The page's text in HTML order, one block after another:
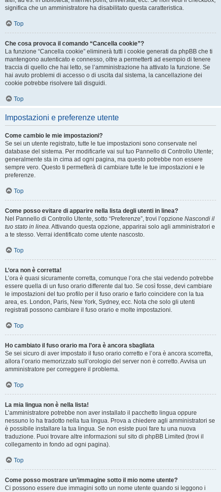
significa che un amministratore ha disabilitato questa caratteristica.
Top
Che cosa provoca il comando “Cancella cookie”?
La funzione “Cancella cookie” eliminerà tutti i cookie generati da phpBB che ti
mantengono autenticato e connesso, oltre a permetterti ad esempio di tenere
traccia di quello che hai letto, se l’amministrazione ha attivato la funzione. Se
hai avuto problemi di accesso o di uscita dal sistema, la cancellazione dei
cookie potrebbe risolvere tali disguidi.
Top
Impostazioni e preferenze utente
Come cambio le mie impostazioni?
Se sei un utente registrato, tutte le tue impostazioni sono conservate nel
database del sistema. Per modificarle vai sul tuo Pannello di Controllo Utente;
generalmente sta in cima ad ogni pagina, ma questo potrebbe non essere
sempre vero. Questo ti permetterà di cambiare tutte le tue impostazioni e le
preferenze.
Top
Come posso evitare di apparire nella lista degli utenti in linea?
Nel Pannello di Controllo Utente, sotto “Preferenze”, trovi l’opzione Nascondi il
tuo stato in linea. Attivando questa opzione, apparirai solo agli amministratori e
a te stesso. Verrai identificato come utente nascosto.
Top
L’ora non è corretta!
L’ora è quasi sicuramente corretta, comunque l’ora che stai vedendo potrebbe
essere quella di un fuso orario differente dal tuo. Se così fosse, devi cambiare
le impostazioni del tuo profilo per il fuso orario e farlo coincidere con la tua
area, es. London, Paris, New York, Sydney, ecc. Nota che solo gli utenti
registrati possono cambiare il fuso orario e molte impostazioni.
Top
Ho cambiato il fuso orario ma l’ora è ancora sbagliata
Se sei sicuro di aver impostato il fuso orario corretto e l’ora è ancora scorretta,
allora l’orario memorizzato sull’orologio del server non è corretto. Avvisa un
amministratore per correggere il problema.
Top
La mia lingua non è nella lista!
L’amministratore potrebbe non aver installato il pacchetto lingua oppure
nessuno lo ha tradotto nella tua lingua. Prova a chiedere agli amministratori se
è possibile installare la tua lingua. Se non esiste puoi fare tu una nuova
traduzione. Puoi trovare altre informazioni sul sito di phpBB Limited (trovi il
collegamento in fondo ad ogni pagina).
Top
Come posso mostrare un’immagine sotto il mio nome utente?
Ci possono essere due immagini sotto un nome utente quando si leggono i